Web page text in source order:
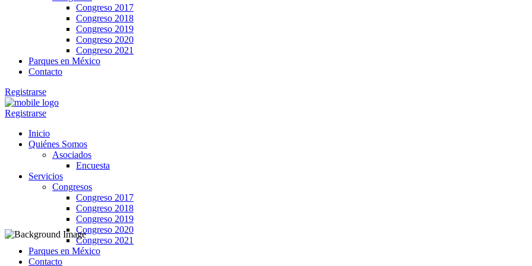
Congreso 2017
Congreso 2018
Congreso 2019
Congreso 2020
Congreso 2021
Parques en México
Contacto
Registrarse
Registrarse
Inicio
Quiénes Somos
Asociados
Encuesta
Servicios
Congresos
Congreso 2017
Congreso 2018
Congreso 2019
Congreso 2020
Congreso 2021
Parques en México
Contacto